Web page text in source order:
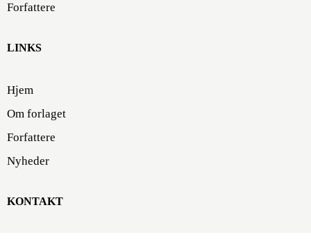
Forfattere
LINKS
Hjem
Om forlaget
Forfattere
Nyheder
KONTAKT